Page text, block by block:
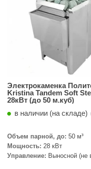
тепла
камень
ecology
Электрокаменка
Kristina Tandem Soft
28кВт (до 50 м.куб)
в наличии (на складе)
Объем парной, до: 50 м³
Мощность: 28 кВт
Управление: Выносной (не